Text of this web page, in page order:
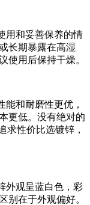
用和妥善保养的情
长期暴露在高湿
使用后保持干燥。
和耐磨性更优，
更低。没有绝对的
性价比选镀锌，
外观呈蓝白色，彩
别在于外观偏好。